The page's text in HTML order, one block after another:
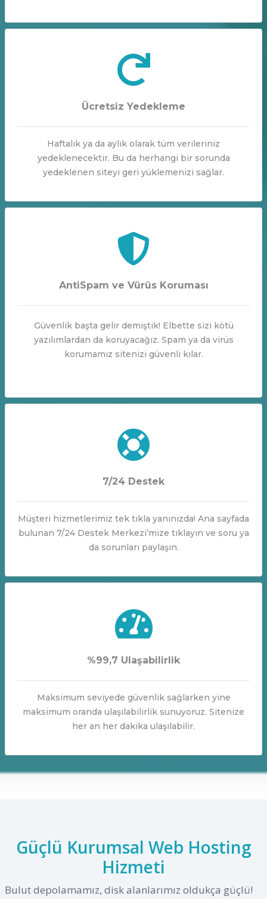
Ücretsiz Yedekleme
Haftalık ya da aylık olarak tüm verileriniz
yedeklenecektir. Bu da herhangi bir sorunda
yedeklenen siteyi geri yüklemenizi sağlar.
AntiSpam ve Vürüs Koruması
Güvenlik başta gelir demiştik! Elbette sizi kötü
yazılımlardan da koruyacağız. Spam ya da virüs
korumamız sitenizi güvenli kılar.
7/24 Destek
Müşteri hizmetlerimiz tek tıkla yanınızda! Ana sayfada
bulunan 7/24 Destek Merkezi’mize tıklayın ve soru ya
da sorunları paylaşın.
%99,7 Ulaşabilirlik
Maksimum seviyede güvenlik sağlarken yine
maksimum oranda ulaşılabilirlik sunuyoruz. Sitenize
her an her dakika ulaşılabilir.
Güçlü Kurumsal Web Hosting
Hizmeti
Bulut depolamamız, disk alanlarımız oldukça güçlü!